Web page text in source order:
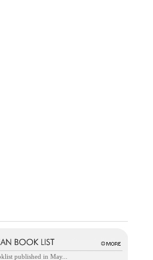
published in May...